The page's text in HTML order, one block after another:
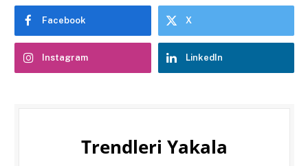
Facebook X
Instagram LinkedIn
Trendleri Yakala